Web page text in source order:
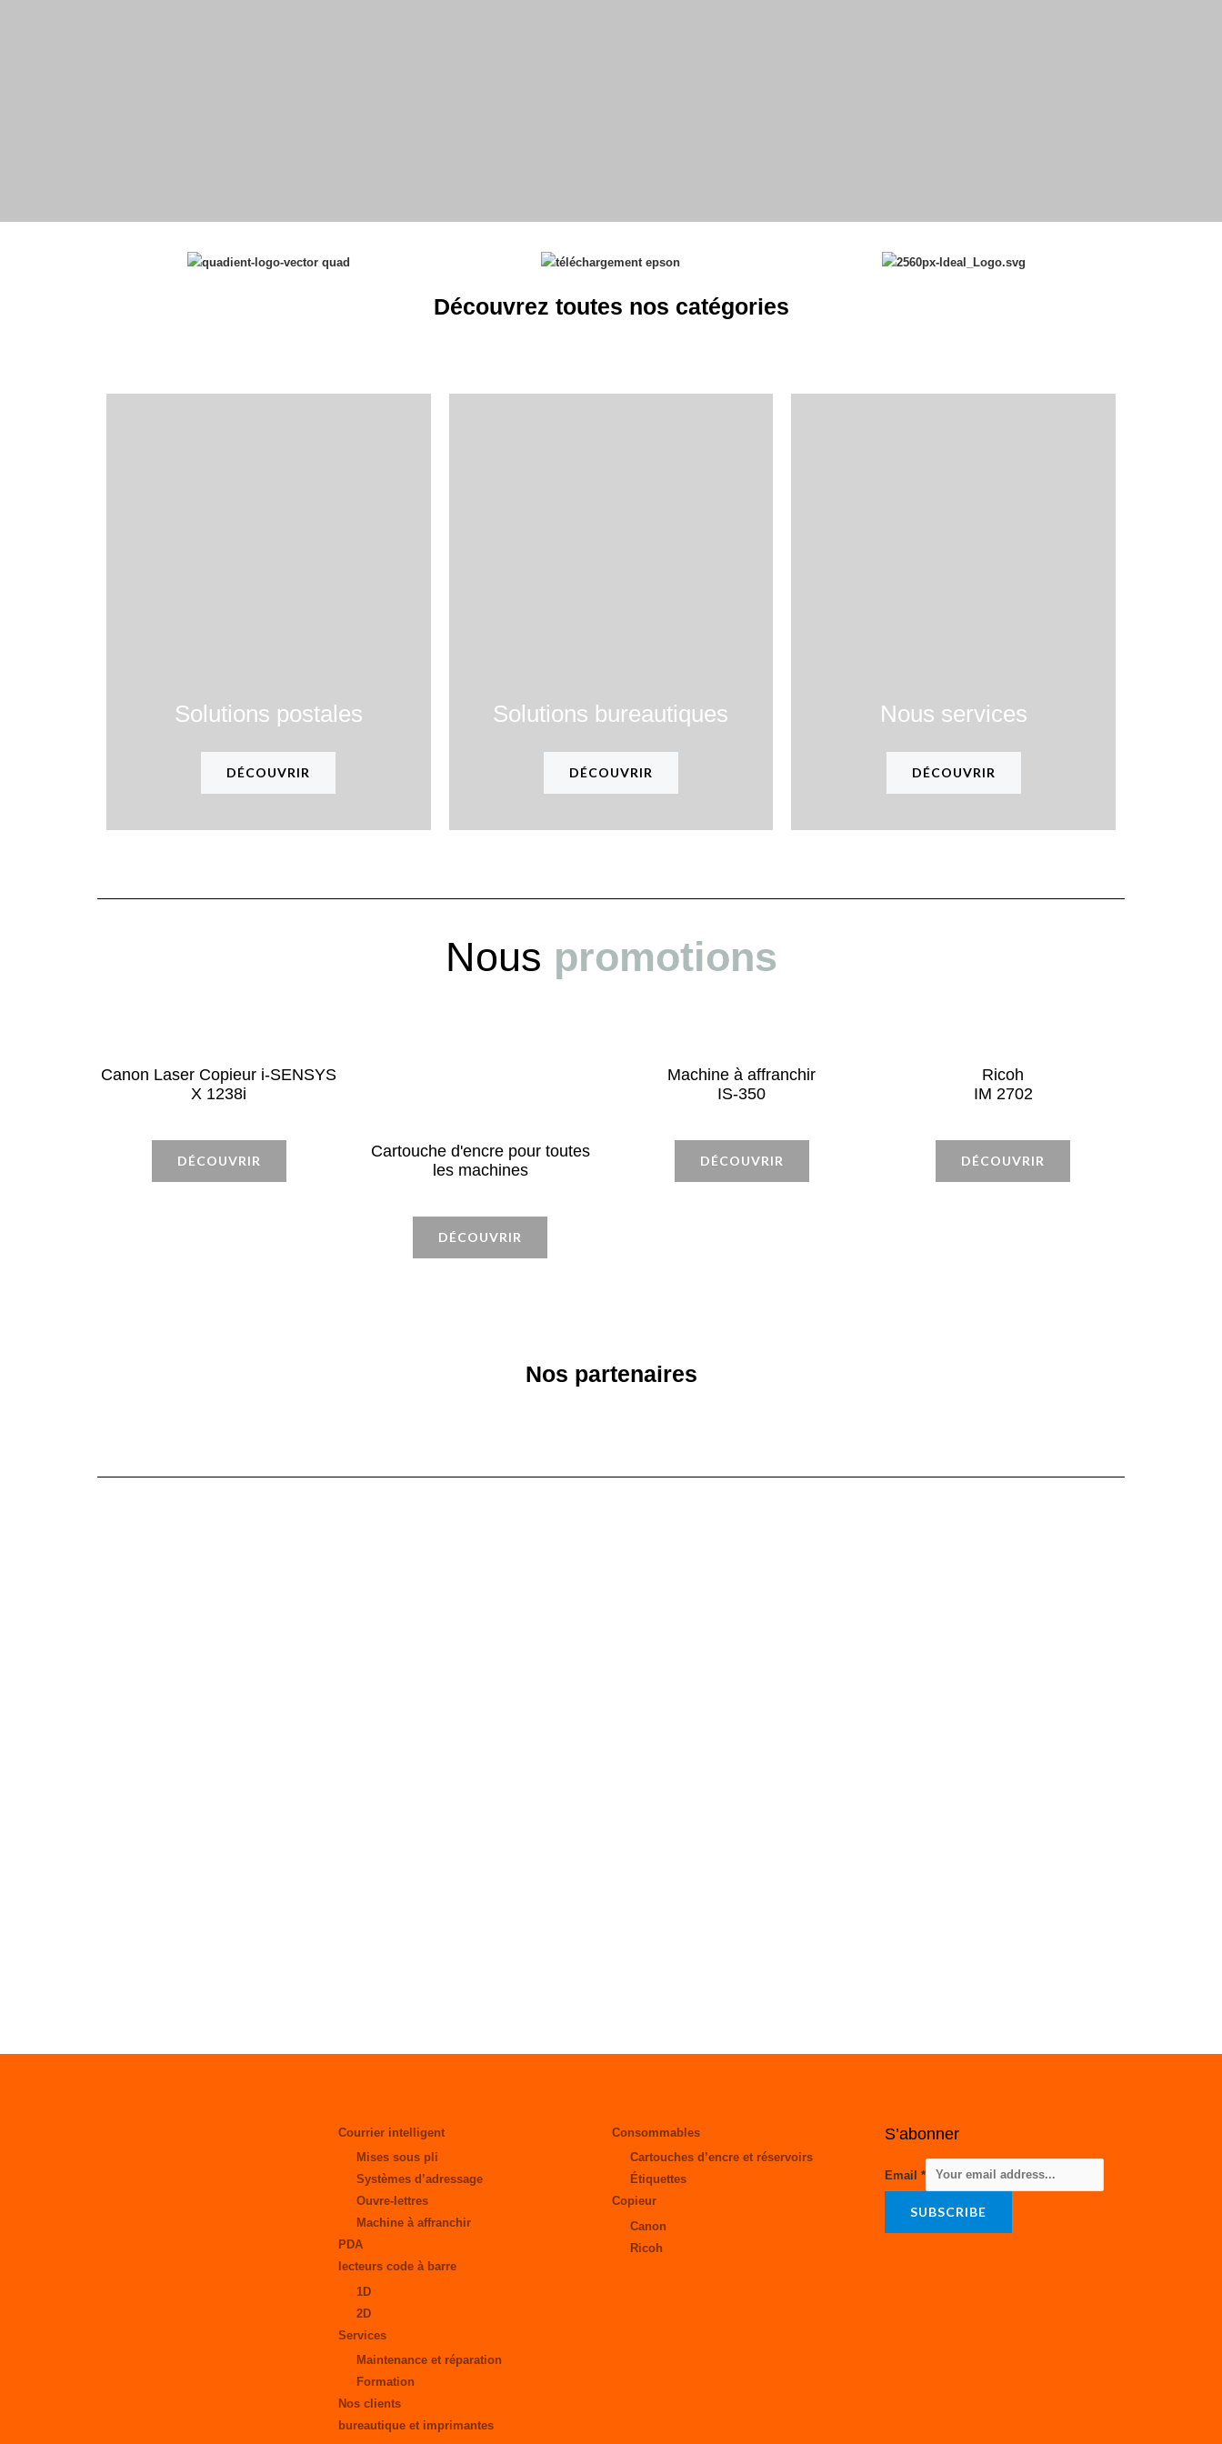
Découvrez toutes nos catégories
Solutions postales
DÉCOUVRIR
Solutions bureautiques​
DÉCOUVRIR
Nous services
DÉCOUVRIR
Nous promotions
Canon Laser Copieur i-SENSYS
X 1238i
DÉCOUVRIR
Cartouche d'encre pour toutes
les machines
DÉCOUVRIR
Machine à affranchir
IS-350
DÉCOUVRIR
Ricoh
IM 2702
DÉCOUVRIR
Nos partenaires
Courrier intelligent
Mises sous pli
Systèmes d’adressage
Ouvre-lettres
Machine à affranchir
PDA
lecteurs code à barre
1D
2D
Services
Maintenance et réparation
Formation
Nos clients
bureautique et imprimantes
Consommables
Cartouches d’encre et réservoirs
Étiquettes
Copieur
Canon
Ricoh
S’abonner
Email *
SUBSCRIBE